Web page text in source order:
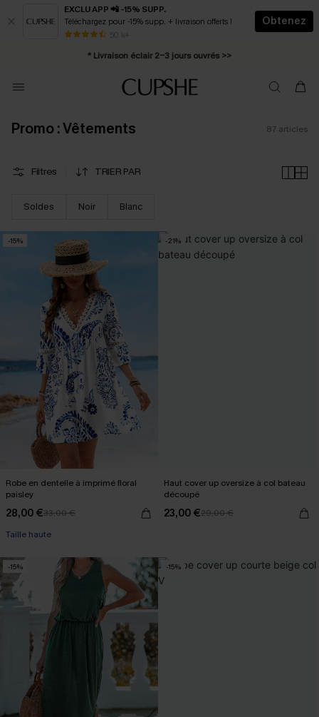
EXCLU APP 📲 -15% SUPP.
Téléchargez pour -15% supp. + livraison offerts !
50 k+
Obtenez
* Livraison éclair 2-3 jours ouvrés >>
Abonnement E-mail : -25% dès 4 achetés >>
Promo : Vêtements 87 articles
Filtres TRIER PAR
Soldes Noir Blanc
-15%
Robe en dentelle à imprimé floral
paisley
28,00 €33,00 €
Taille haute
-21%
Haut cover up oversize à col bateau
découpé
23,00 €29,00 €
-15% -15%